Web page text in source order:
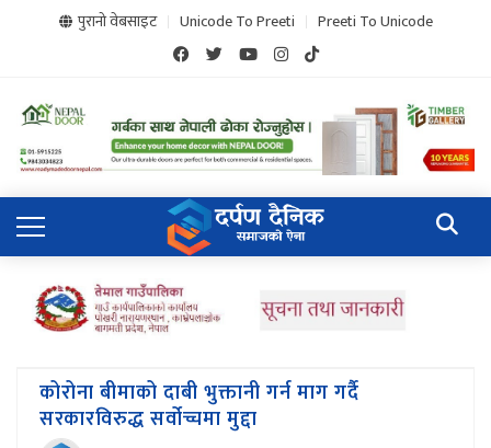
पुरानो वेबसाइट Unicode To Preeti Preeti To Unicode
कोरोना बीमाको दाबी भुक्तानी गर्न माग गर्दै
सरकारविरुद्ध सर्वोच्चमा मुद्दा